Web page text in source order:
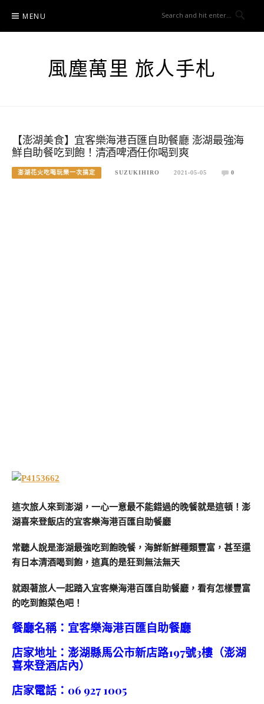
content
MENU
風塵萬里 旅人手札
【澎湖美食】宜客樂海港百匯自助餐廳 澎湖最強海
鮮自助餐吃到飽！清酒啤酒任你喝到爽
澎湖花火吃喝玩樂一次搞定 SUZUKIHIRO 2021-05-05 0
這次旅人來到澎湖，一心一意最不能錯過的晚餐就是這頓！澎
湖喜來登飯店的宜客樂海港百匯自助餐廳
常聽人說是澎湖最強吃到飽晚餐，海鮮新鮮種類豐富，甚至還
有日本清酒喝到飽，這真的是狂到無法無天
就跟著旅人一起踏入宜客樂海港百匯自助餐廳，看有怎樣豐富
的吃到飽菜色吧！
餐廳名稱：宜客樂海港百匯自助餐廳
店家地址：澎湖縣馬公市新店路197號3樓（澎湖
喜來登酒店內）
店家電話： 06 927 1005